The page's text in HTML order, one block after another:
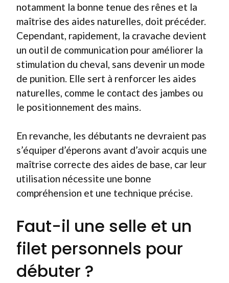
notamment la bonne tenue des rênes et la
maîtrise des aides naturelles, doit précéder.
Cependant, rapidement, la cravache devient
un outil de communication pour améliorer la
stimulation du cheval, sans devenir un mode
de punition. Elle sert à renforcer les aides
naturelles, comme le contact des jambes ou
le positionnement des mains.
En revanche, les débutants ne devraient pas
s’équiper d’éperons avant d’avoir acquis une
maîtrise correcte des aides de base, car leur
utilisation nécessite une bonne
compréhension et une technique précise.
Faut-il une selle et un
filet personnels pour
débuter ?